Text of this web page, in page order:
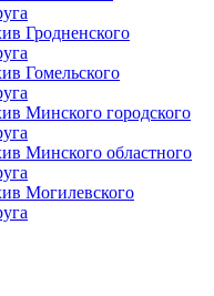
Гродненского
Гомельского
Минского городского
Минского областного
Могилевского